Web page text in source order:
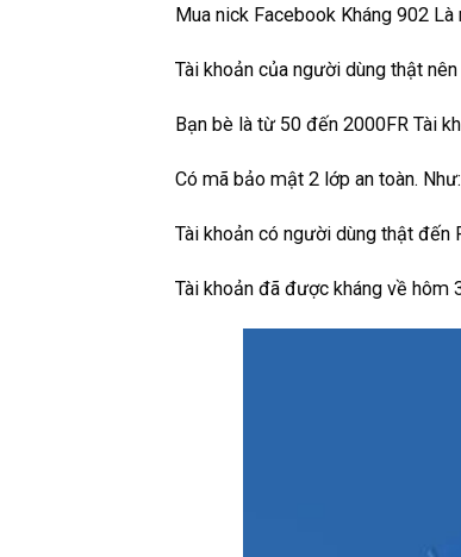
Mua nick Facebook Kháng 902
Tài khoản của người dùng thật
Bạn bè là từ 50 đến 2000FR Tài
Có mã bảo mật 2 lớp an toàn.
Tài khoản có người dùng thật đến
Tài khoản đã được kháng về hôm